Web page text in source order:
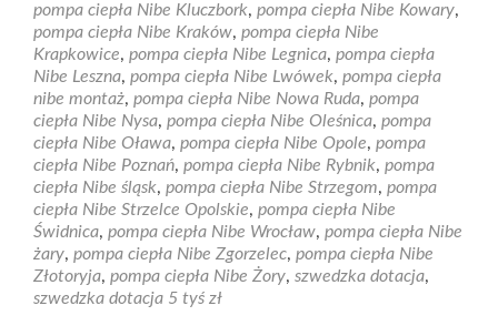
pompa ciepła Nibe Kluczbork, pompa ciepła Nibe Kowary,
pompa ciepła Nibe Kraków, pompa ciepła Nibe
Krapkowice, pompa ciepła Nibe Legnica, pompa ciepła
Nibe Leszna, pompa ciepła Nibe Lwówek, pompa ciepła
nibe montaż, pompa ciepła Nibe Nowa Ruda, pompa
ciepła Nibe Nysa, pompa ciepła Nibe Oleśnica, pompa
ciepła Nibe Oława, pompa ciepła Nibe Opole, pompa
ciepła Nibe Poznań, pompa ciepła Nibe Rybnik, pompa
ciepła Nibe śląsk, pompa ciepła Nibe Strzegom, pompa
ciepła Nibe Strzelce Opolskie, pompa ciepła Nibe
Świdnica, pompa ciepła Nibe Wrocław, pompa ciepła Nibe
żary, pompa ciepła Nibe Zgorzelec, pompa ciepła Nibe
Złotoryja, pompa ciepła Nibe Żory, szwedzka dotacja,
szwedzka dotacja 5 tyś zł